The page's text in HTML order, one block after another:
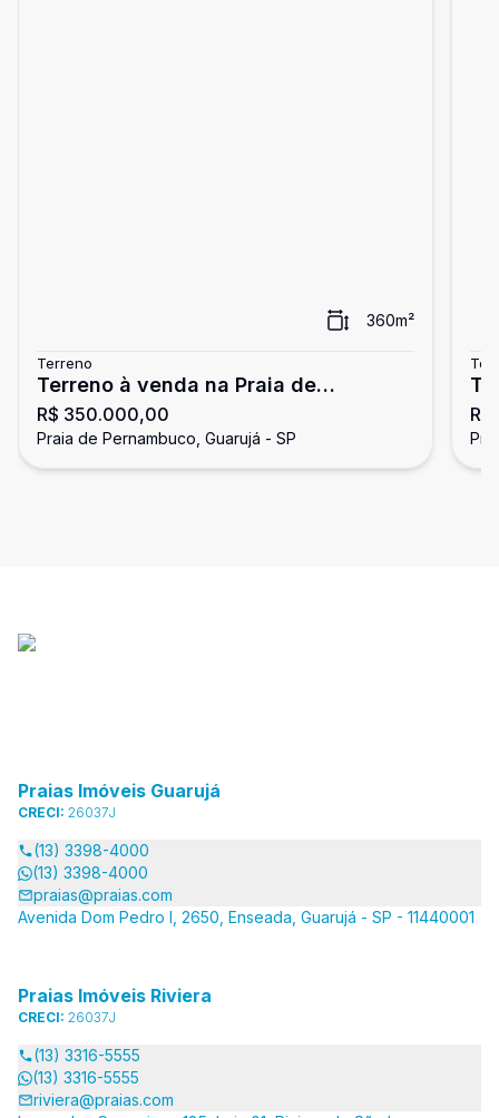
360m²
Terreno
Terreno à venda na Praia de
Pernambuco
R$ 350.000,00
Praia de Pernambuco, Guarujá - SP
Praias Imóveis Guarujá
CRECI: 26037J
(13) 3398-4000
(13) 3398-4000
praias@praias.com
Avenida Dom Pedro I, 2650, Enseada, Guarujá - SP - 11440001
Praias Imóveis Riviera
CRECI: 26037J
(13) 3316-5555
(13) 3316-5555
riviera@praias.com